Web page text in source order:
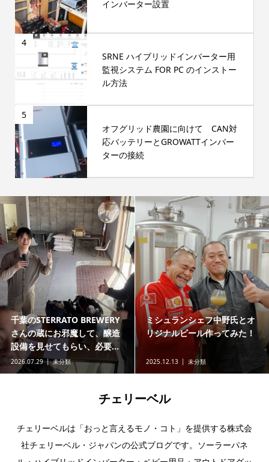
インバーター設置
4
SRNE ハイブリッドインバーター用
監視システム FOR PC のインストー
ル方法
5
オフグリッド農園に向けて CAN対
応バッテリーとGROWATTインバー
ターの接続
千葉のSTERRATO BREWERY
さんの蔵にお邪魔して、醸造
設備を見せてもらい、必要...
2026.07.29 未分類
ミシュランシェフ中野氏とオ
リジナルビール作ってみた！
2025.12.13 未分類
チェリーベル
チェリーベルは「おっと言えるモノ・コト」を提供する株式会
社チェリーベル・ジャパンの公式ブログです。ソーラーパネ